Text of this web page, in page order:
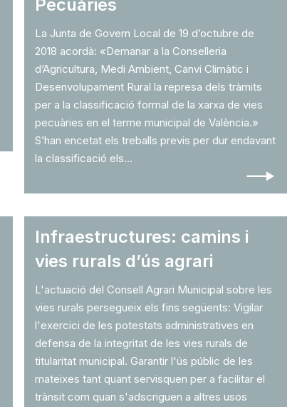
Pecuàries
La Junta de Govern Local de 19 d’octubre de
2018 acordà: «Demanar a la Conselleria
d’Agricultura, Medi Ambient, Canvi Climàtic i
Desenvolupament Rural la represa dels tràmits
per a la classificació formal de la xarxa de vies
pecuàries en el terme municipal de València.»
S’han encetat els treballs previs per dur endavant
la classificació els...
🠒
Infraestructures: camins i
vies rurals d’ús agrari
L'actuació del Consell Agrari Municipal sobre les
vies rurals persegueix els fins següents: Vigilar
l'exercici de les potestats administratives en
defensa de la integritat de les vies rurals de
titularitat municipal. Garantir l'ús públic de les
mateixes tant quant servisquen per a facilitar el
trànsit com quan s'adscriguen a altres usos